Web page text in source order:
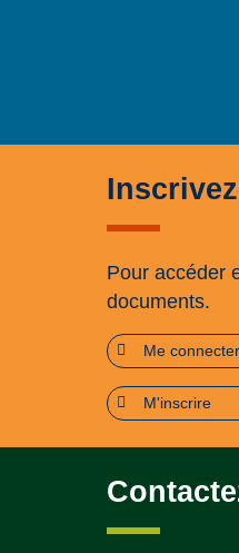
Pour accéder
documents.
Me connecter
M'inscrire